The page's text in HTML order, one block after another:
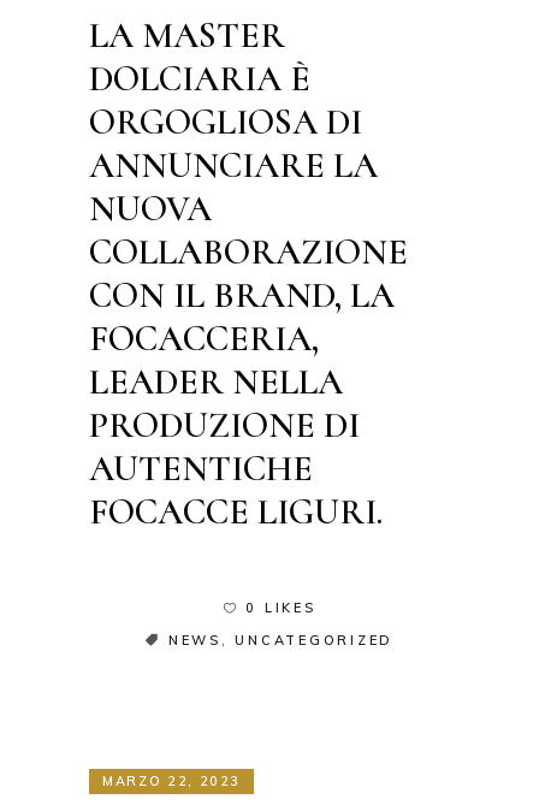
LA MASTER
DOLCIARIA È
ORGOGLIOSA DI
ANNUNCIARE LA
NUOVA
COLLABORAZIONE
CON IL BRAND, LA
FOCACCERIA,
LEADER NELLA
PRODUZIONE DI
AUTENTICHE
FOCACCE LIGURI.
0 LIKES
NEWS ,UNCATEGORIZED
MARZO 22, 2023